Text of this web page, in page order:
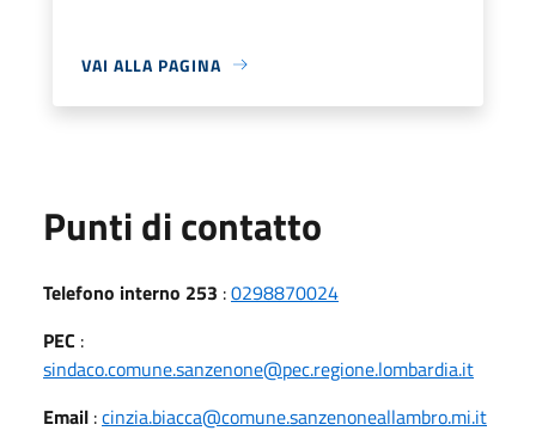
VAI ALLA PAGINA
Punti di contatto
Telefono interno 253 :0298870024
PEC :
sindaco.comune.sanzenone@pec.regione.lombardia.it
Email :cinzia.biacca@comune.sanzenoneallambro.mi.it